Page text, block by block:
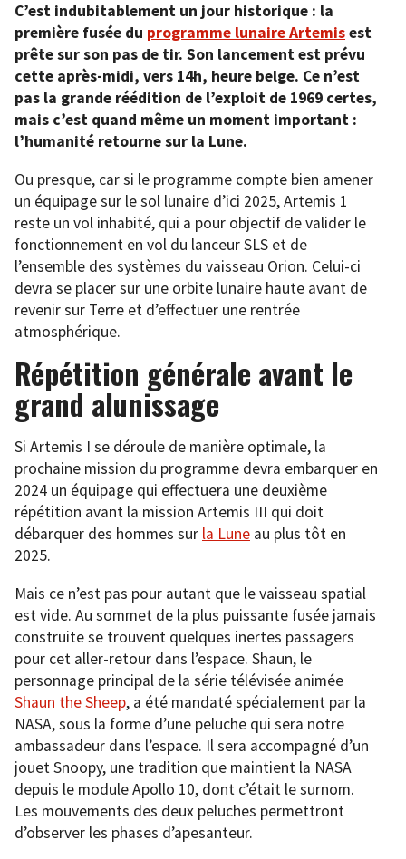
C’est indubitablement un jour historique : la
première fusée du programme lunaire Artemisest
prête sur son pas de tir. Son lancement est prévu
cette après-midi, vers 14h, heure belge. Ce n’est
pas la grande réédition de l’exploit de 1969 certes,
mais c’est quand même un moment important :
l’humanité retourne sur la Lune.
Ou presque, car si le programme compte bien amener
un équipage sur le sol lunaire d’ici 2025, Artemis 1
reste un vol inhabité, qui a pour objectif de valider le
fonctionnement en vol du lanceur SLS et de
l’ensemble des systèmes du vaisseau Orion. Celui-ci
devra se placer sur une orbite lunaire haute avant de
revenir sur Terre et d’effectuer une rentrée
atmosphérique.
Répétition générale avant le
grand alunissage
Si Artemis I se déroule de manière optimale, la
prochaine mission du programme devra embarquer en
2024 un équipage qui effectuera une deuxième
répétition avant la mission Artemis III qui doit
débarquer des hommes sur la Lune au plus tôt en
2025.
Mais ce n’est pas pour autant que le vaisseau spatial
est vide. Au sommet de la plus puissante fusée jamais
construite se trouvent quelques inertes passagers
pour cet aller-retour dans l’espace. Shaun, le
personnage principal de la série télévisée animée
Shaun the Sheep, a été mandaté spécialement par la
NASA, sous la forme d’une peluche qui sera notre
ambassadeur dans l’espace. Il sera accompagné d’un
jouet Snoopy, une tradition que maintient la NASA
depuis le module Apollo 10, dont c’était le surnom.
Les mouvements des deux peluches permettront
d’observer les phases d’apesanteur.